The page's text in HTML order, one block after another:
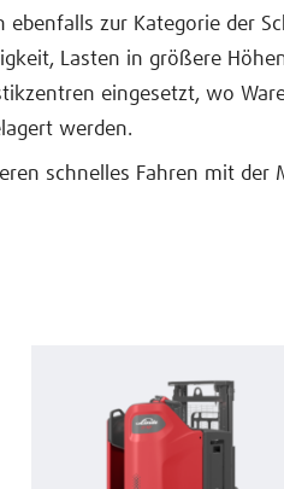
ebenfalls zur Kategorie der
Lasten in größere
eingesetzt, wo
werden.
schnelles Fahren mit der